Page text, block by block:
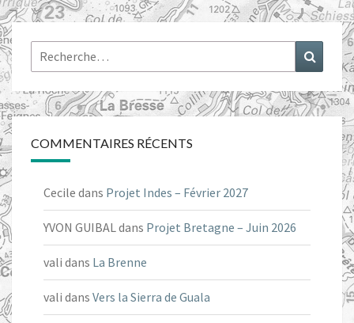
Rechercher :
COMMENTAIRES RÉCENTS
Cecile dans Projet Indes – Février 2027
YVON GUIBALdans Projet Bretagne – Juin 2026
vali dans La Brenne
vali dans Vers la Sierra de Guala